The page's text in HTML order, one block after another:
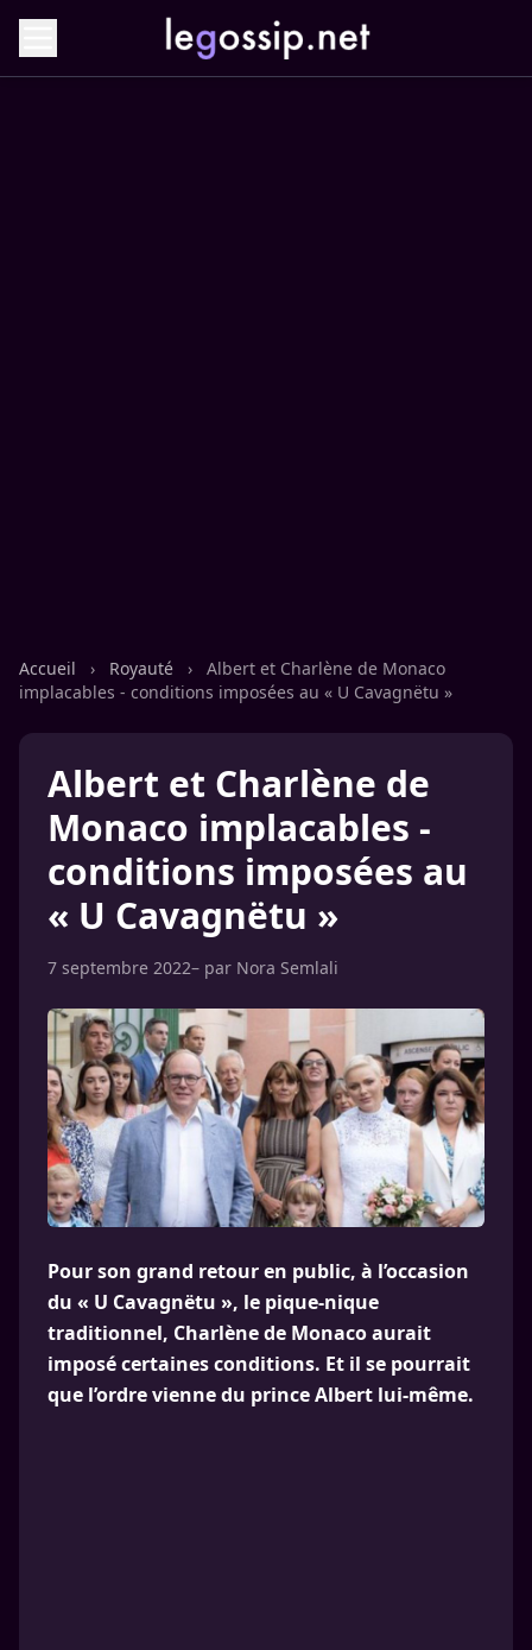
Accueil › Royauté ›
Albert et Charlène de Monaco
implacables - conditions imposées au « U Cavagnëtu »
Albert et Charlène de
Monaco implacables -
conditions imposées au
« U Cavagnëtu »
7 septembre 2022– par Nora Semlali
Pour son grand retour en public, à l’occasion
du « U Cavagnëtu », le pique-nique
traditionnel, Charlène de Monaco aurait
imposé certaines conditions. Et il se pourrait
que l’ordre vienne du prince Albert lui-même.